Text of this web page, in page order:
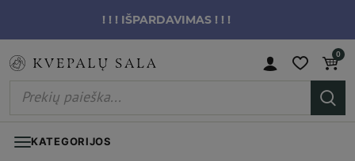
! ! ! IŠPARDAVIMAS ! ! !
0
KATEGORIJOS